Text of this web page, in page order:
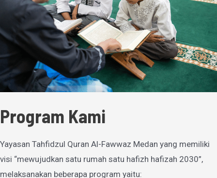
Program Kami
Yayasan Tahfidzul Quran Al-Fawwaz Medan yang memiliki
visi “mewujudkan satu rumah satu hafizh hafizah 2030”,
melaksanakan beberapa program yaitu: